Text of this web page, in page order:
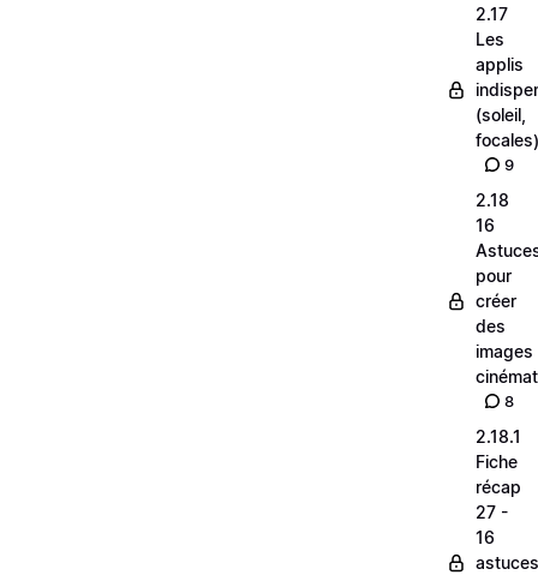
2.17
Les
applis
(soleil,
focales)
9
2.18
16
pour
créer
des
images
8
2.18.1
Fiche
récap
27 -
16
astuces